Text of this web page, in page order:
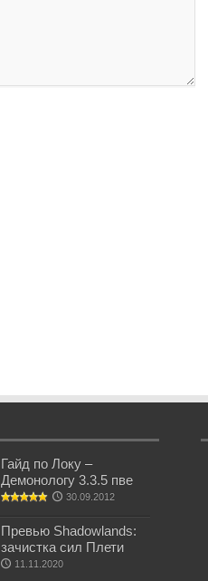
Гайд по Локу –
Демонологу 3.3.5 пве
30.09.2012
Превью Shadowlands:
зачистка сил Плети
11.11.2020